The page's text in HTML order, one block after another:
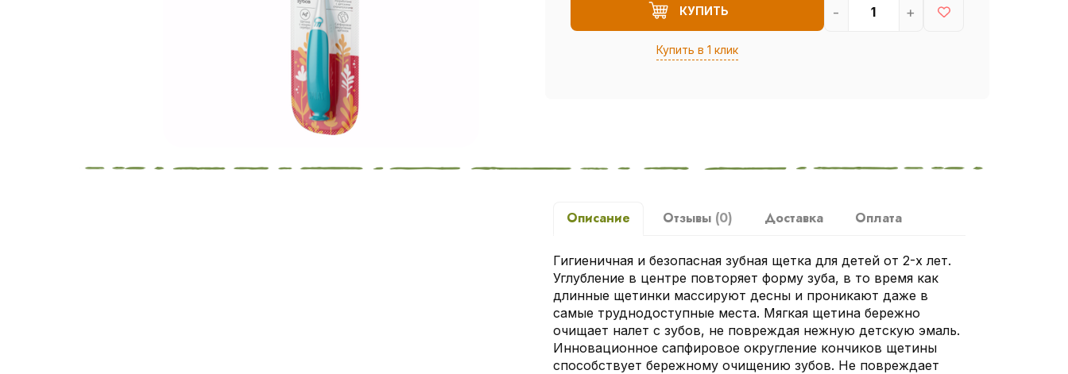
КУПИТЬ
Купить в 1 клик
- +
Описание Отзывы (0) Доставка Оплата
Гигиеничная и безопасная зубная щетка для детей от 2-х лет.
Углубление в центре повторяет форму зуба, в то время как
длинные щетинки массируют десны и проникают даже в
самые труднодоступные места. Мягкая щетина бережно
очищает налет с зубов, не повреждая нежную детскую эмаль.
Инновационное сапфировое округление кончиков щетины
способствует бережному очищению зубов. Не повреждает